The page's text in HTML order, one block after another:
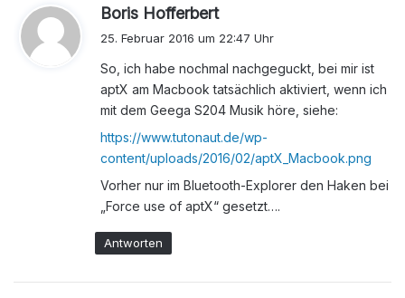
Boris Hofferberts
t
:
25. Februar 2016 um 22:47 Uhr
So, ich habe nochmal nachgeguckt, bei mir ist
aptX am Macbook tatsächlich aktiviert, wenn ich
mit dem Geega S204 Musik höre, siehe:
https://www.tutonaut.de/wp-
content/uploads/2016/02/aptX_Macbook.png
Vorher nur im Bluetooth-Explorer den Haken bei
„Force use of aptX“ gesetzt….
Antworten